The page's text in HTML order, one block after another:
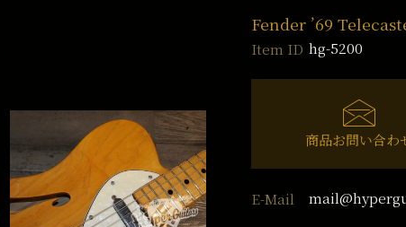
Fender ’69
Item ID hg-5200
商品お問い合わ
E-Mail